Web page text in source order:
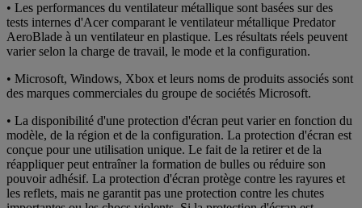
• Les performances du ventilateur métallique sont basées sur des
tests internes d'Acer comparant le ventilateur métallique Predator
AeroBlade à un ventilateur en plastique. Les résultats réels peuvent
varier selon la charge de travail, le mode et la configuration.
• Microsoft, Windows, Xbox et leurs noms de produits associés sont
des marques commerciales du groupe de sociétés Microsoft.
• La disponibilité d'une protection d'écran peut varier en fonction du
modèle, de la région et de la configuration. La protection d'écran est
conçue pour une utilisation unique. Le fait de la retirer et de la
réappliquer peut entraîner la formation de bulles ou réduire son
pouvoir adhésif. La protection d'écran protège contre les rayures et
les reflets, mais ne garantit pas une protection contre les chutes